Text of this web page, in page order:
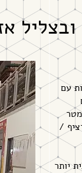
עם
של המלגזה מסמנים שטח בטחון ריצפתי של 3 מטר
/
יותר